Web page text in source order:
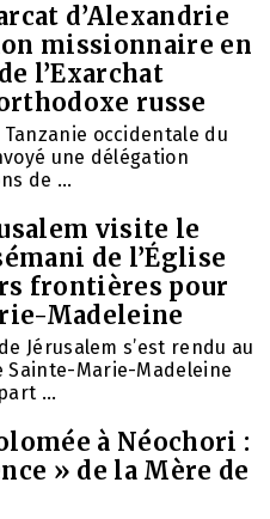
d’Alexandrie
missionnaire en
l’Exarchat
russe
occidentale du
une délégation
de ...
visite le
de l’Église
frontières pour
Madeleine
Jérusalem s’est rendu au
Sainte-Marie-Madeleine
...
à Néochori :
» de la Mère de